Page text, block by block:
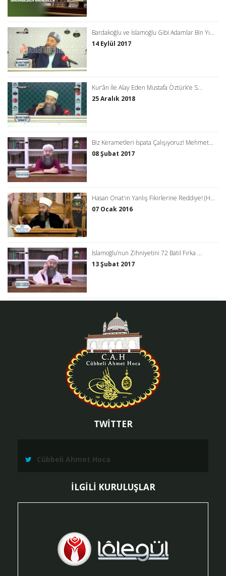
Bardakoğlu ve İslamoğlu Gibi Adamlar Bin Yı...
14 Eylül 2017
Kur’ân İle Alay Eden Mustafa Öztürk’e S...
25 Aralık 2018
Biz Kerametleri İspata Çalışıyoruz! Mehmet...
08 Şubat 2017
Hasan Onat'ın Yanlış Fikirlerine Reddiye! (H...
07 Ocak 2016
İslamoğlu’nun Zihniyetini 72 Batıl Fırka ...
13 Şubat 2017
TWİTTER
Cübbeli Ahmet Hoca
İLGİLİ KURULUŞLAR